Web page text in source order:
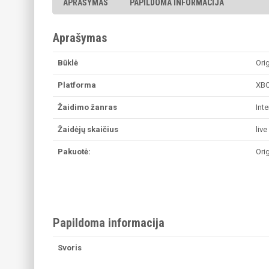
APRAŠYMAS PAPILDOMA INFORMACIJA
Aprašymas
Būklė
Platforma
Žaidimo žanras
Žaidėjų skaičius
Pakuotė:
Papildoma informacija
Svoris